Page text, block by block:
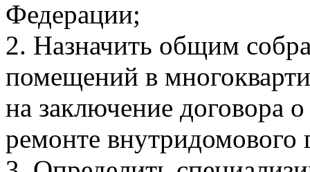
Федерации;
2. Назначить общим
помещений в
на заключение договора
ремонте внутридомового